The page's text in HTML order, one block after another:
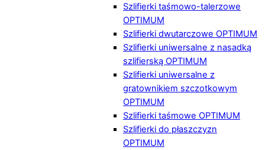
Szlifierki taśmowo-talerzowe
OPTIMUM
Szlifierki dwutarczowe OPTIMUM
Szlifierki uniwersalne z nasadką
szlifierską OPTIMUM
Szlifierki uniwersalne z
gratownikiem szczotkowym
OPTIMUM
Szlifierki taśmowe OPTIMUM
Szlifierki do płaszczyzn
OPTIMUM